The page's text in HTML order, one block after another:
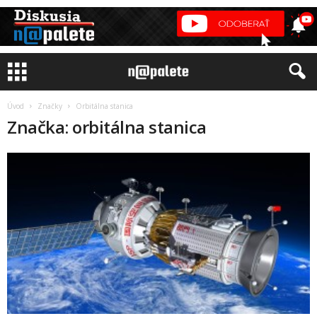
Úvod Značky Orbitálna stanica
Značka: orbitálna stanica